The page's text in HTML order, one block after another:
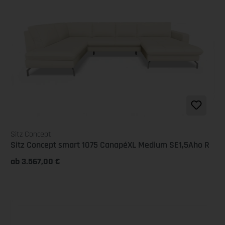
Sitz Concept
Sitz Concept smart 1075 CanapéXL Medium SE1,5Aho R
ab 3.567,00 €